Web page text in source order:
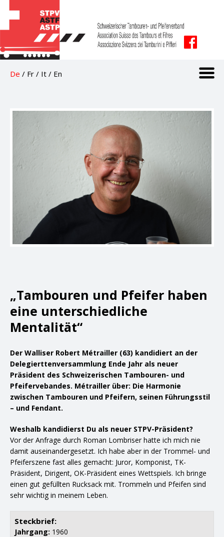
De / Fr / It / En
„Tambouren und Pfeifer haben
eine unterschiedliche
Mentalität“
Der Walliser Robert Métrailler (63) kandidiert an der
Delegierttenversammlung Ende Jahr als neuer
Präsident des Schweizerischen Tambouren- und
Pfeifervebandes. Métrailler über: Die Harmonie
zwischen Tambouren und Pfeifern, seinen Führungsstil
– und Fendant.
Weshalb kandidierst Du als neuer STPV-Präsident?
Vor der Anfrage durch Roman Lombriser hatte ich mich nie
damit auseinandergesetzt. Ich habe aber in der Trommel- und
Pfeiferszene fast alles gemacht: Juror, Komponist, TK-
Präsident, Dirigent, OK-Präsident eines Wettspiels. Ich bringe
einen gut gefüllten Rucksack mit. Trommeln und Pfeifen sind
sehr wichtig in meinem Leben.
Steckbrief:
Jahrgang: 1960